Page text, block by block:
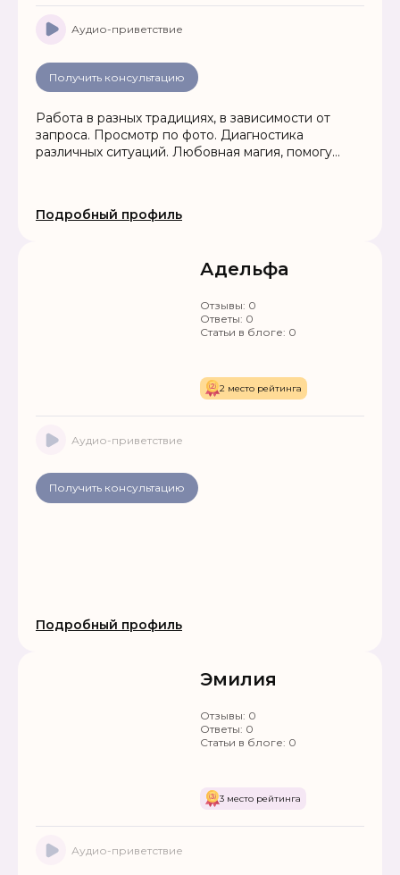
Аудио-приветствие
Получить консультацию
Работа в разных традициях, в зависимости от
запроса. Просмотр по фото. Диагностика
различных ситуаций. Любовная магия, помогу
Помощь в решении проблем любой сложности.
Подробный профиль
Адельфа
Отзывы: 0
Ответы: 0
Статьи в блоге: 0
2 место рейтинга
Аудио-приветствие
Получить консультацию
Подробный профиль
Эмилия
Отзывы: 0
Ответы: 0
Статьи в блоге: 0
3 место рейтинга
Аудио-приветствие